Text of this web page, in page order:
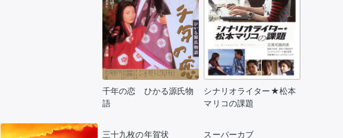
千年の恋 ひかる源氏物
語
シナリオライター★松本
マリコの課題
三十九枚の年賀状 スーパーカブ